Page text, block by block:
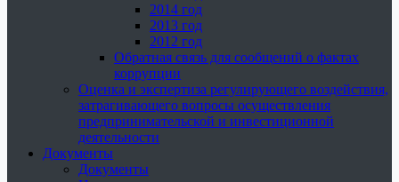
2014 год
2013 год
2012 год
Обратная связь для сообщений о фактах
коррупции
Оценка и экспертиза регулирующего воздействия,
затрагивающего вопросы осуществления
предпринимательской и инвестиционной
деятельности
Документы
Документы